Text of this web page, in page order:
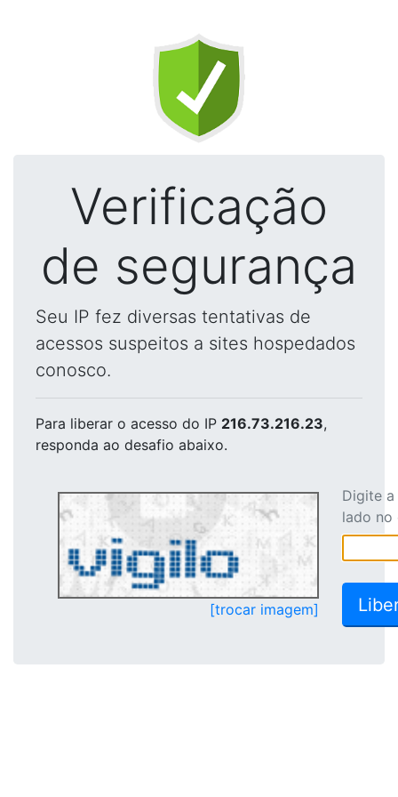
Verificação
de segurança
Seu IP fez diversas tentativas de
acessos suspeitos a sites hospedados
conosco.
Para liberar o acesso do IP 216.73.216.23,
responda ao desafio abaixo.
[trocar imagem]
Digite
lado no